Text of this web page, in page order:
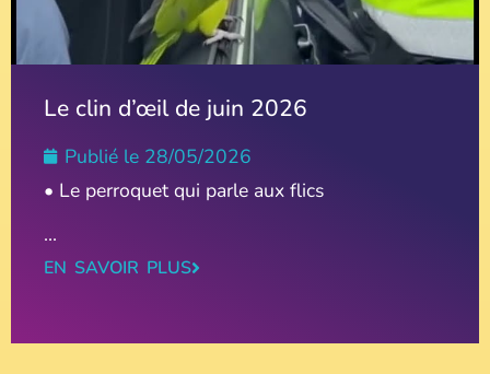
Le clin d’œil de juin 2026
Publié le 28/05/2026
• Le perroquet qui parle aux flics
...
EN SAVOIR PLUS